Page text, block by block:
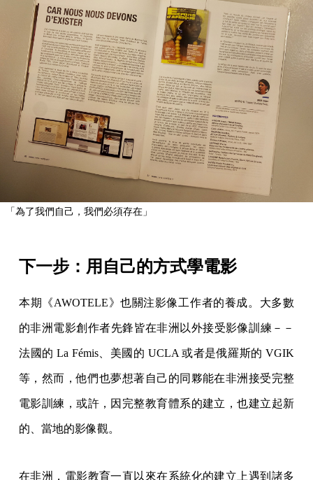
「為了我們自己，我們必須存在」
下一步：用自己的方式學電影
本期《AWOTELE》也關注影像工作者的養成。大多數
的非洲電影創作者先鋒皆在非洲以外接受影像訓練－－
法國的 La Fémis、美國的 UCLA 或者是俄羅斯的 VGIK
等，然而，他們也夢想著自己的同夥能在非洲接受完整
電影訓練，或許，因完整教育體系的建立，也建立起新
的、當地的影像觀。
在非洲，電影教育一直以來在系統化的建立上遇到諸多